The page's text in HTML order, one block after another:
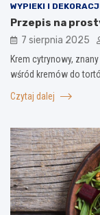
WYPIEKI I
Przepis na
7 sierpnia 2025
Krem cytrynowy,
wśród kremów do
Czytaj dalej